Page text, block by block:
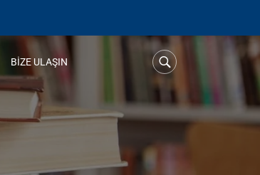
BIZE ULAŞIN